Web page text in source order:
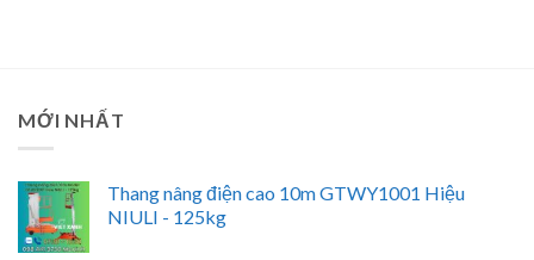
MỚI NHẤT
Thang nâng điện cao 10m GTWY1001 Hiệu
NIULI - 125kg